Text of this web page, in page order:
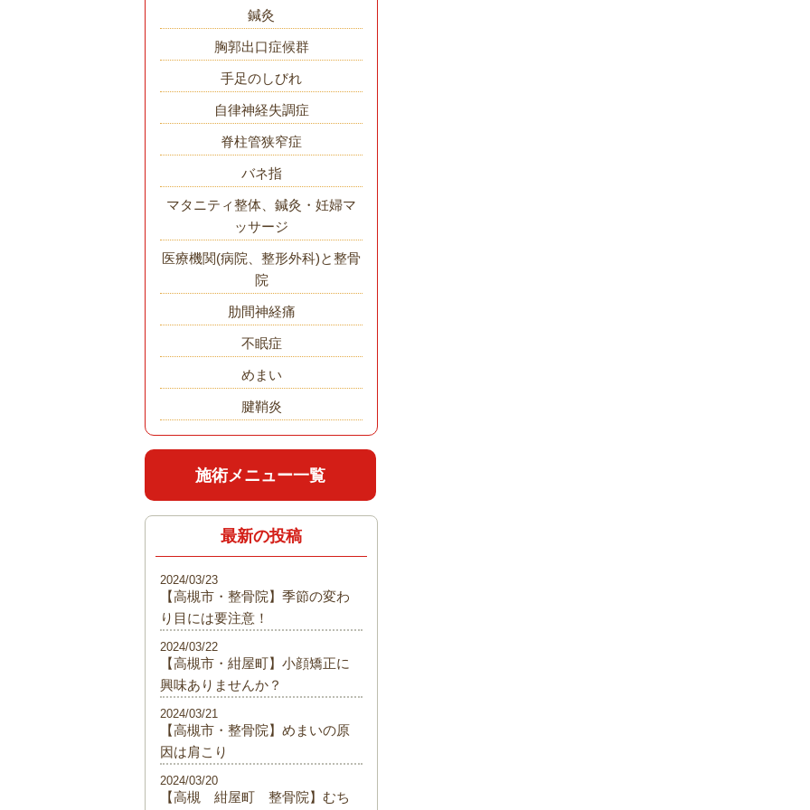
鍼灸
胸郭出口症候群
手足のしびれ
自律神経失調症
脊柱管狭窄症
バネ指
マタニティ整体、鍼灸・妊婦マ
ッサージ
医療機関(病院、整形外科)と整骨
院
肋間神経痛
不眠症
めまい
腱鞘炎
施術メニュー一覧
最新の投稿
【高槻市・整骨院】季節の変わ
り目には要注意！
2024/03/23
【高槻市・紺屋町】小顔矯正に
興味ありませんか？
2024/03/22
【高槻市・整骨院】めまいの原
因は肩こり
2024/03/21
【高槻 紺屋町 整骨院】むち
2024/03/20